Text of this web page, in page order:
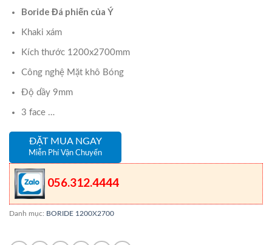
Boride Đá phiến của Ý
Khaki xám
Kích thước 1200x2700mm
Công nghệ Mặt khô Bóng
Độ dầy 9mm
3 face …
ĐẶT MUA NGAY
Miễn Phí Vận Chuyển
056.312.4444
Danh mục: BORIDE 1200X2700